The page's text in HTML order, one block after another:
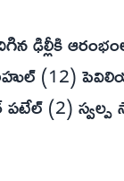
ఢిల్లీకి
(12)
(2) స్వల్ప